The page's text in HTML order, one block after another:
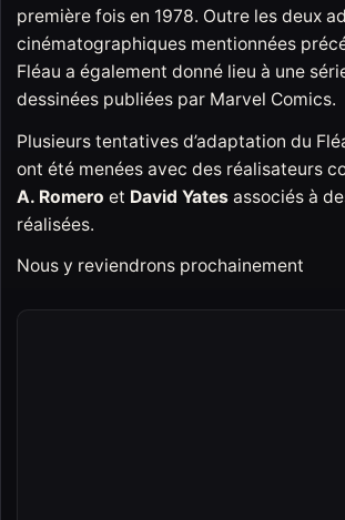
première fois en 1978. Outre les deux
cinématographiques mentionnées
Fléau a également donné lieu à une
dessinées publiées par Marvel Comics.
Plusieurs tentatives d’adaptation du
ont été menées avec des réalisateurs
A. Romero et David Yates associés à
réalisées.
Nous y reviendrons prochainement